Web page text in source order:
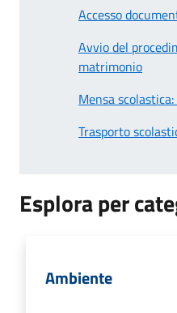
Accesso
Avvio del
matrimonio
Mensa
Trasporto
Esplora per
Ambiente